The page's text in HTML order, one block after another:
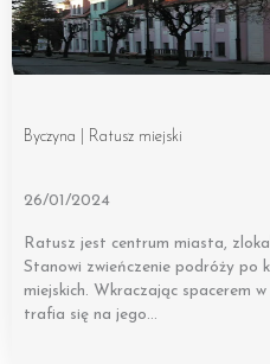
Byczyna | Ratusz miejski
26/01/2024
Ratusz jest centrum miasta,
Stanowi zwieńczenie podróży po
miejskich. Wkraczając spacerem
trafia się na jego…